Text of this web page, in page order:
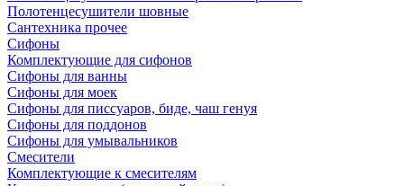
Полотенцесушители шовные
Сантехника прочее
Сифоны
Комплектующие для сифонов
Сифоны для ванны
Сифоны для моек
Сифоны для писсуаров, биде, чаш генуя
Сифоны для поддонов
Сифоны для умывальников
Смесители
Комплектующие к смесителям